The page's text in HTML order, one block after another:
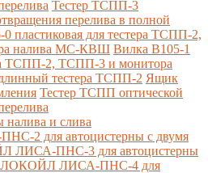
Тестер ТСПП-3
перелива в полной
пластиковая для тестера ТСПП-2,
налива МС-КВШ Вилка В105-1
ТСПП-2, ТСПП-3 и монитора
тестера ТСПП-2 Ящик
Тестер ТСПП оптической
налива и слива
2 для автоцистерны с двумя
ЛИСА-ПНС-3 для автоцистерны
ЛОКОЙЛ ЛИСА-ПНС-4 для